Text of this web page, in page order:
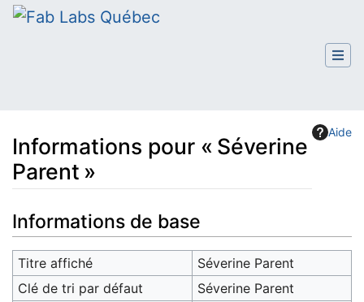
Aide
Informations pour « Séverine
Parent »
Aller à : navigation rechercher
Informations de base
Titre affiché
Séverine Parent
Clé de tri par défaut
Séverine Parent